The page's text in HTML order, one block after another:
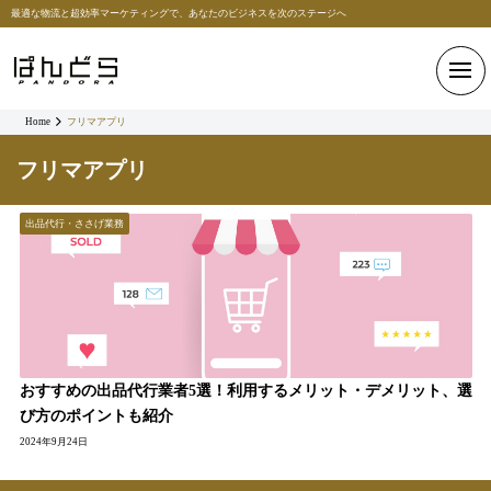
最適な物流と超効率マーケティングで、あなたのビジネスを次のステージへ
Home フリマアプリ
フリマアプリ
おすすめの出品代行業者5選！利用するメリット・デメリット、選
び方のポイントも紹介
2024年9月24日
出品代行・ささげ業務